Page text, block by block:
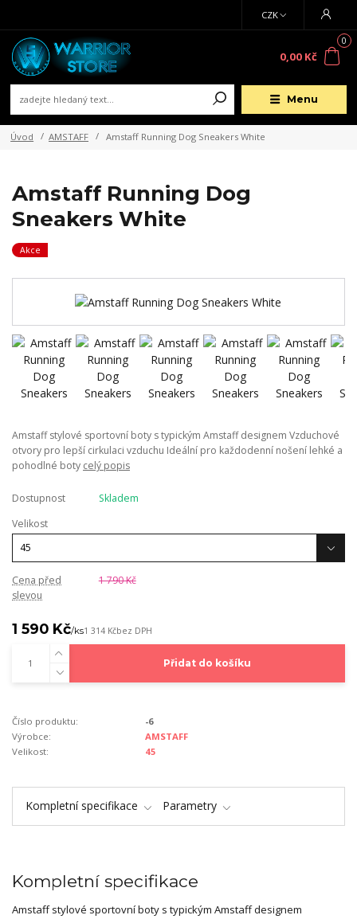
Menu
CZK
0
0,00 Kč
Úvod AMSTAFF Amstaff Running Dog Sneakers White
Amstaff Running Dog
Sneakers White
Akce
Amstaff stylové sportovní boty s typickým Amstaff designem Vzduchové
otvory pro lepší cirkulaci vzduchu Ideální pro každodenní nošení lehké a
pohodlné boty celý popis
Dostupnost
Skladem
Velikost
Cena před
slevou
1 790 Kč
1 590 Kč/ks1 314 Kčbez DPH
Přidat do košíku
Číslo produktu:
-6
Výrobce:
AMSTAFF
Velikost:
45
Kompletní specifikace Parametry
Kompletní specifikace
Amstaff stylové sportovní boty s typickým Amstaff designem